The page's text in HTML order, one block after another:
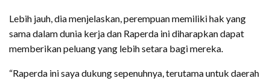
Lebih jauh, dia menjelaskan, perempuan memiliki hak yang
sama dalam dunia kerja dan Raperda ini diharapkan dapat
memberikan peluang yang lebih setara bagi mereka.
“Raperda ini saya dukung sepenuhnya, terutama untuk daerah